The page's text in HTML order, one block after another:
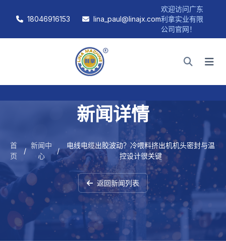
18046916153 lina_paul@linajx.com
欢迎访问广东
利拿实业有限
公司官网！
新闻详情
首
页
/
新闻中
心
/
电线电缆出胶波动？冷喂料挤出机机头密封与温
控设计很关键
返回新闻列表